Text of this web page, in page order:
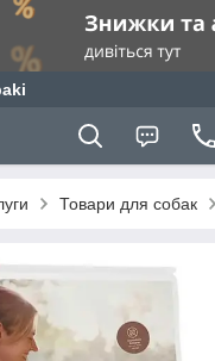
Товари для собак